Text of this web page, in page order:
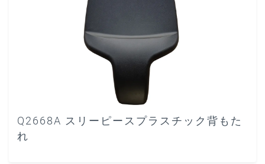
Q2668A スリーピースプラスチック背もた
れ